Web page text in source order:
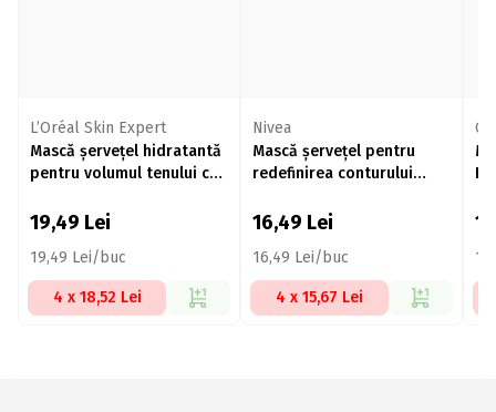
L’Oréal Skin Expert
Mască șervețel hidratantă
pentru volumul tenului cu
Specialist,30g
19,49 Lei
19,49 Lei/buc
4 x 18,52 Lei
Nivea
Mască șervețel pentru
redefinirea conturului
16,49 Lei
16,49 Lei/buc
4 x 15,67 Lei